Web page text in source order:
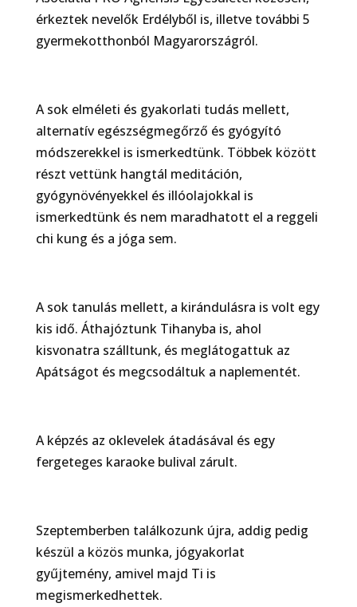
érkeztek nevelők Erdélyből is, illetve további 5
gyermekotthonból Magyarországról.
A sok elméleti és gyakorlati tudás mellett,
alternatív egészségmegőrző és gyógyító
módszerekkel is ismerkedtünk. Többek között
részt vettünk hangtál meditáción,
gyógynövényekkel és illóolajokkal is
ismerkedtünk és nem maradhatott el a reggeli
chi kung és a jóga sem.
A sok tanulás mellett, a kirándulásra is volt egy
kis idő. Áthajóztunk Tihanyba is, ahol
kisvonatra szálltunk, és meglátogattuk az
Apátságot és megcsodáltuk a naplementét.
A képzés az oklevelek átadásával és egy
fergeteges karaoke bulival zárult.
Szeptemberben találkozunk újra, addig pedig
készül a közös munka, jógyakorlat
gyűjtemény, amivel majd Ti is
megismerkedhettek.